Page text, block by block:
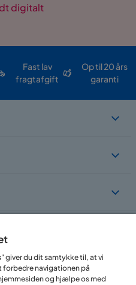
digitalt
Fast lav
fragtafgift
Op til 20 års
garanti
lande
giver du dit samtykke til, at vi
forbedre navigationen på
og hjælpe os med